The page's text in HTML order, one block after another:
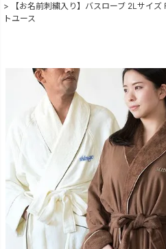
【お名前刺繍入り】バスローブ 2Lサイ
トユース